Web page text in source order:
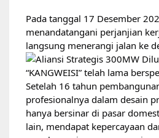
Pada tanggal 17 Desember
menandatangani perjanjian
langsung menerangi jalan ke
“KANGWEISI” telah lama
Setelah 16 tahun
profesionalnya dalam desain
hanya bersinar di pasar
lain, mendapat kepercayaan